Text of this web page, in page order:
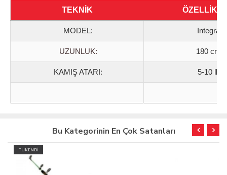
TEKNİK
MODEL: Integra
UZUNLUK: 180 cm
KAMIŞ ATARI: 5-10 lb
Bu Kategorinin En Çok Satanları
TÜKENDİ